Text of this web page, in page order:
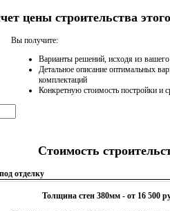
цены строительства
Вы получите:
Варианты решений, исходя из
Детальное описание оптимальных
комплектаций
Конкретную стоимость постройки и
Стоимость
отделку
Толщина стен 380мм - от 16 500